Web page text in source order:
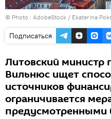
© Photo : AdobeStock / Ekaterina
Подписаться
Литовский министр
Вильнюс ищет
источников
ограничивается